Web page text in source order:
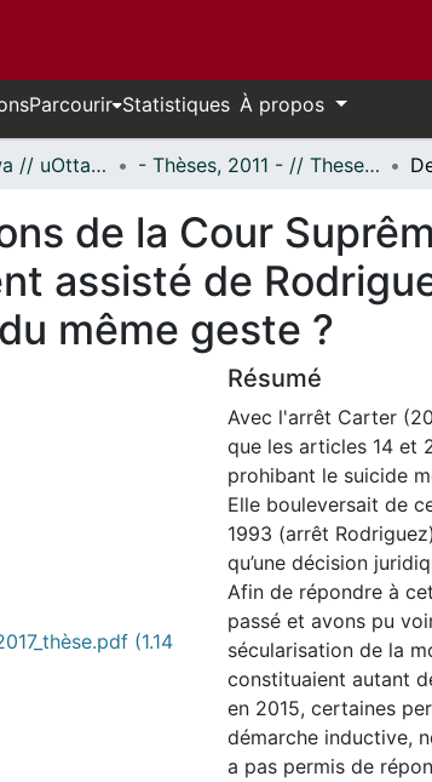
Parcourir Statistiques À propos
Thèses uOttawa // uOttawa Theses - Thèses, 2011 - // Theses, 2011 -
de la Cour
assisté de
même geste ?
(1.14
Résumé
Avec l'arrêt Carter
que les articles 14 et
prohibant le suicide
Elle bouleversait de
1993 (arrêt
qu’une décision
Afin de répondre à
passé et avons pu
sécularisation de la
constituaient autant
en 2015, certaines
démarche inductive,
a pas permis de